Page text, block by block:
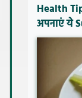
Health
अपनाएं ये